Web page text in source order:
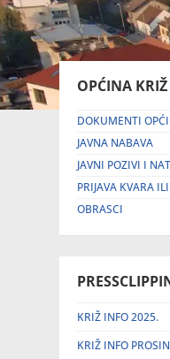
OPĆINA KRIŽ
DOKUMENTI
JAVNA NABAVA
JAVNI POZIVI I
PRIJAVA KVARA
OBRASCI
KRIŽ INFO 2025.
KRIŽ INFO